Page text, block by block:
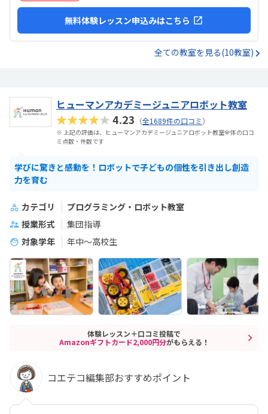
無料体験レッスン申込みはこちら
全ての教室を見る(10教室)
ヒューマンアカデミージュニアロボット教室
★★★★★4.23 （全1689件の口コミ）
※ 上記の評価は、ヒューマンアカデミージュニアロボット教室全体の口コ
ミ点数・件数です
学びに驚きと感動を！ロボットで子どもの個性を引き出し創造
力を育む
カテゴリ
プログラミング・ロボット教室
授業形式
集団指導
対象学年
年中～高校生
体験レッスン＋口コミ投稿で
Amazonギフトカード2,000円分がもらえる！
コエテコ編集部おすすめポイント